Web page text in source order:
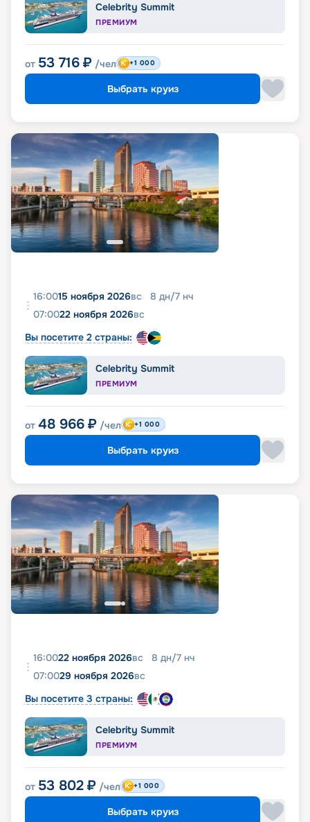
Celebrity Summit
ПРЕМИУМ
от 53 716 ₽ /чел +1 000
Выбрать круиз
16:0015 ноября 2026вс 8 дн/7 нч
07:0022 ноября 2026вс
Вы посетите 2 страны:
Celebrity Summit
ПРЕМИУМ
от 48 966 ₽ /чел +1 000
Выбрать круиз
16:0022 ноября 2026вс 8 дн/7 нч
07:0029 ноября 2026вс
Вы посетите 3 страны:
Celebrity Summit
ПРЕМИУМ
от 53 802 ₽ /чел +1 000
Выбрать круиз